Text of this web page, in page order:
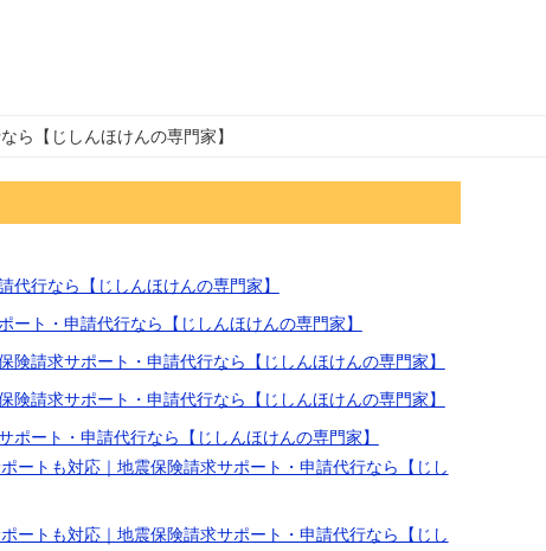
ら【じしんほけんの専門家】
代行なら【じしんほけんの専門家】
ート・申請代行なら【じしんほけんの専門家】
険請求サポート・申請代行なら【じしんほけんの専門家】
険請求サポート・申請代行なら【じしんほけんの専門家】
ポート・申請代行なら【じしんほけんの専門家】
ートも対応｜地震保険請求サポート・申請代行なら【じし
ートも対応｜地震保険請求サポート・申請代行なら【じし